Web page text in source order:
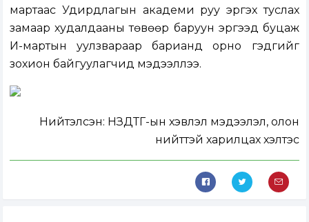
мартаас Удирдлагын академи руу эргэх туслах
замаар худалдааны төвөөр баруун эргээд буцаж
И-мартын уулзвараар барианд орно гэдгийг
зохион байгуулагчид мэдээллээ.
Нийтэлсэн: НЗДТГ-ын хэвлэл мэдээлэл, олон
нийттэй харилцах хэлтэс